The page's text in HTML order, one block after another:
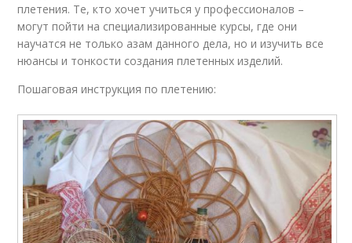
плетения. Те, кто хочет учиться у профессионалов –
могут пойти на специализированные курсы, где они
научатся не только азам данного дела, но и изучить все
нюансы и тонкости создания плетенных изделий.
Пошаговая инструкция по плетению: